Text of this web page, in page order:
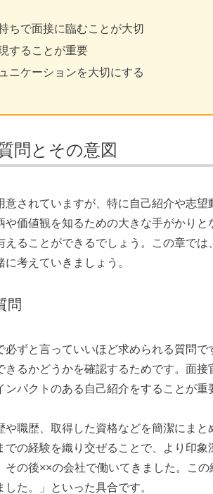
ちで面接に臨むことが大切
することが重要
ニケーションを大切にする
問とその意図
意されていますが、特に自己紹介や志
や価値観を知るための大きな手がかり
えることができるでしょう。この章で
考えていきましょう。
問
必ずと言っていいほど求められる質問
きるかどうかを確認するためです。面
パクトのある自己紹介をすることが重
や職歴、取得した資格などを簡潔にま
の経験を織り交ぜることで、より印象
その後××の会社で働いてきました。こ
た。」といった具合です。